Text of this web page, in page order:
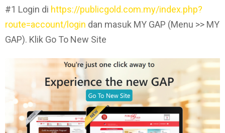
#1 Login di https://publicgold.com.my/index.php?
route=account/login dan masuk MY GAP (Menu >> MY
GAP). Klik Go To New Site